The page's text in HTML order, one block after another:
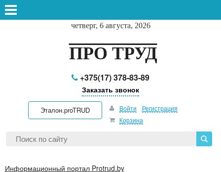
четверг, 6 августа, 2026
ПРО ТРУД
+375(17) 378-83-89
Заказать звонок
Эталон.proTRUD Войти
Регистрация
Корзина
Информационный портал Protrud.by